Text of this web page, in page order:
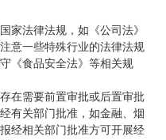
家法律法规，如《公司法》
意一些特殊行业的法律法规
《食品安全法》等相关规
在需要前置审批或后置审批
有关部门批准，如金融、烟
经相关部门批准方可开展经